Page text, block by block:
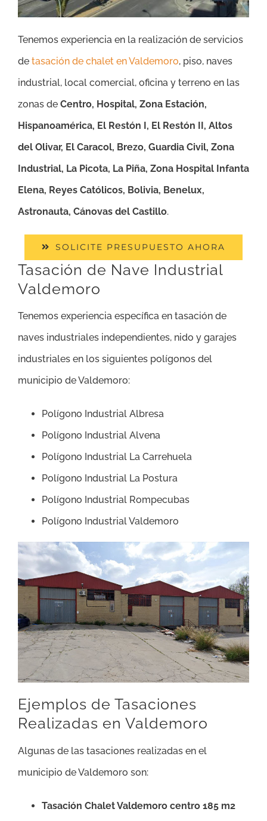
Tenemos experiencia en la realización de servicios
de tasación de chalet en Valdemoro, piso, naves
industrial, local comercial, oficina y terreno en las
zonas de Centro, Hospital, Zona Estación,
Hispanoamérica, El Restón I, El Restón II, Altos
del Olivar, El Caracol, Brezo, Guardia Civil, Zona
Industrial, La Picota, La Piña, Zona Hospital Infanta
Elena, Reyes Católicos, Bolivia, Benelux,
Astronauta, Cánovas del Castillo.
SOLICITE PRESUPUESTO AHORA
Tasación de Nave Industrial
Valdemoro
Tenemos experiencia específica en tasación de
naves industriales independientes, nido y garajes
industriales en los siguientes polígonos del
municipio de Valdemoro:
Polígono Industrial Albresa
Polígono Industrial Alvena
Polígono Industrial La Carrehuela
Polígono Industrial La Postura
Polígono Industrial Rompecubas
Polígono Industrial Valdemoro
Ejemplos de Tasaciones
Realizadas en Valdemoro
Algunas de las tasaciones realizadas en el
municipio de Valdemoro son:
Tasación Chalet Valdemoro centro 185 m2